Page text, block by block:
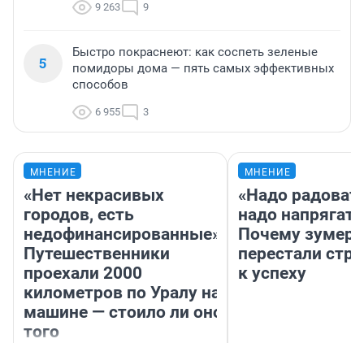
9 263 9
5
Быстро покраснеют: как соспеть зеленые
помидоры дома — пять самых эффективных
способов
6 955 3
МНЕНИЕ
«Нет некрасивых
городов, есть
недофинансированные».
Путешественники
проехали 2000
километров по Уралу на
машине — стоило ли оно
того
МНЕНИЕ
«Надо
надо
Почему
перестали
к успеху